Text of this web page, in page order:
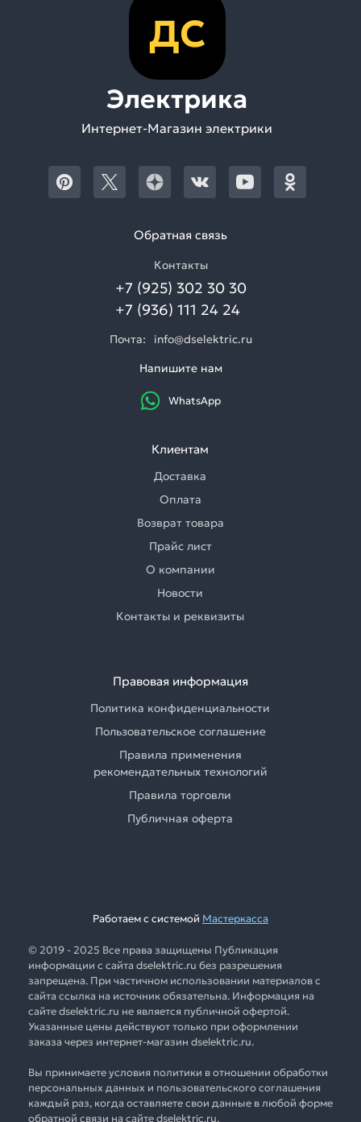
ДС
Электрика
Интернет-Магазин электрики
Обратная связь
Контакты
+7 (925) 302 30 30
+7 (936) 111 24 24
Почта:
info@dselektric.ru
Напишите нам
WhatsApp
Клиентам
Доставка
Оплата
Возврат товара
Прайс лист
О компании
Новости
Контакты и реквизиты
Правовая информация
Политика конфиденциальности
Пользовательское соглашение
Правила применения
рекомендательных технологий
Правила торговли
Публичная оферта
Работаем с системой Мастеркасса
© 2019 - 2025 Все права защищены Публикация
информации с сайта dselektric.ru без разрешения
запрещена. При частичном использовании материалов с
сайта ссылка на источник обязательна. Информация на
сайте dselektric.ru не является публичной офертой.
Указанные цены действуют только при оформлении
заказа через интернет-магазин dselektric.ru.
Вы принимаете условия политики в отношении обработки
персональных данных и пользовательского соглашения
каждый раз, когда оставляете свои данные в любой форме
обратной связи на сайте dselektric.ru.